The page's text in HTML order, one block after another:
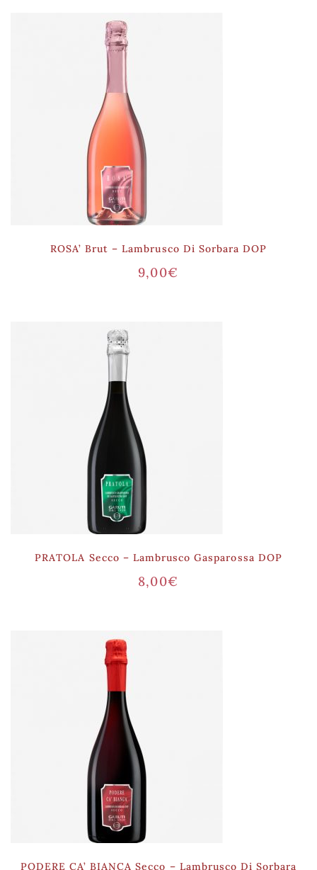
ROSA’ Brut – Lambrusco Di Sorbara DOP
9,00€
PRATOLA Secco – Lambrusco Gasparossa DOP
8,00€
PODERE CA’ BIANCA Secco – Lambrusco Di Sorbara